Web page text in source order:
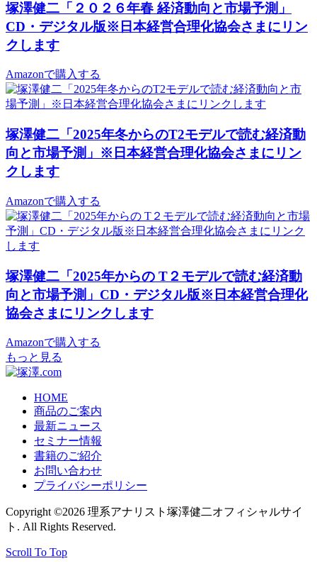
塚澤健二「２０２６年春 経済動向と市場予測」
CD・デジタル版※日本経営合理化協会さまにリン
クします
Amazonで購入する
塚澤健二「2025年冬からのT2モデルで読む経済動
向と市場予測」※日本経営合理化協会さまにリン
クします
Amazonで購入する
塚澤健二「2025年からの T２モデルで読む経済動
向と市場予測」CD・デジタル版※日本経営合理化
協会さまにリンクします
Amazonで購入する
もっと見る
HOME
商品のご案内
最新ニュース
セミナー情報
書籍のご紹介
お問い合わせ
プライバシーポリシー
Copyright ©2026 理系アナリスト塚澤健二オフィシャルサイ
ト. All Rights Reserved.
Scroll To Top